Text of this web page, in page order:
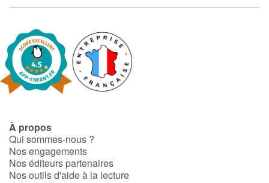
Fable, mythe, littérature et poésie
Princesses et princes, rois, reines et dragons
Ogres, monstres et sorcières
Héroïnes et héros
Écologie, nature, saisons
Les animaux
À propos
Qui sommes-nous ?
Nos engagements
Nos éditeurs partenaires
Nos outils d'aide à la lecture